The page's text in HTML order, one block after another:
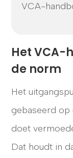
VCA-
Het VCA-
de norm
Het
gebaseerd op
doet
Dat houdt in